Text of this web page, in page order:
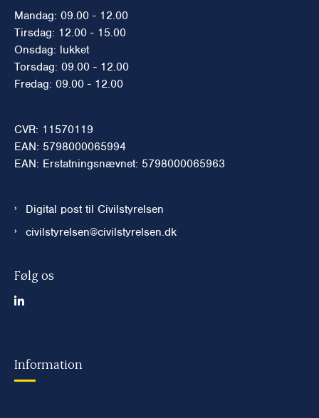
Mandag: 09.00 - 12.00
Tirsdag: 12.00 - 15.00
Onsdag: lukket
Torsdag: 09.00 - 12.00
Fredag: 09.00 - 12.00
CVR: 11570119
EAN: 5798000065994
EAN: Erstatningsnævnet: 5798000065963
Digital post til Civilstyrelsen
civilstyrelsen@civilstyrelsen.dk
Følg os
Information